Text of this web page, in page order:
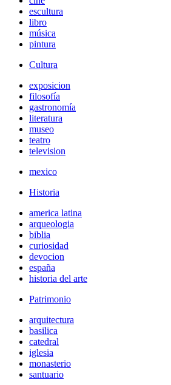
escultura
libro
música
pintura
Cultura
exposicion
filosofía
gastronomía
literatura
museo
teatro
television
mexico
Historia
america latina
arqueologia
biblia
curiosidad
devocion
españa
historia del arte
Patrimonio
arquitectura
basilica
catedral
iglesia
monasterio
santuario